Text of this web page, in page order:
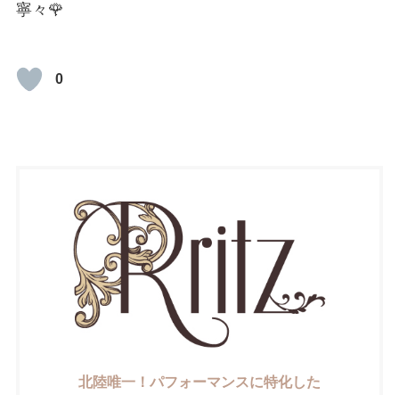
寧々🌹
0
北陸唯一！パフォーマンスに特化した